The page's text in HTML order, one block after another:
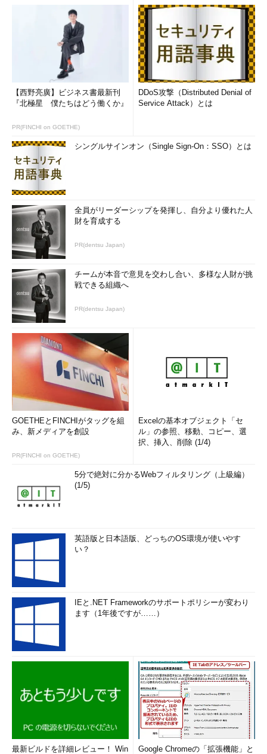
【西野亮廣】ビジネス書最新刊
『北極星 僕たちはどう働くか』
PR(FINCHI on GOETHE)
DDoS攻撃（Distributed Denial of
Service Attack）とは
シングルサインオン（Single Sign-On：SSO）とは
全員がリーダーシップを発揮し、自分より優れた人
財を育成する
PR(dentsu Japan)
チームが本音で意見を交わし合い、多様な人財が挑
戦できる組織へ
PR(dentsu Japan)
GOETHEとFINCHIがタッグを組
み、新メディアを創設
PR(FINCHI on GOETHE)
Excelの基本オブジェクト「セ
ル」の参照、移動、コピー、選
択、挿入、削除 (1/4)
5分で絶対に分かるWebフィルタリング（上級編）
(1/5)
英語版と日本語版、どっちのOS環境が使いやす
い？
IEと.NET Frameworkのサポートポリシーが変わり
ます（1年後ですが……）
最新ビルドを詳細レビュー！ Win
Google Chromeの「拡張機能」と